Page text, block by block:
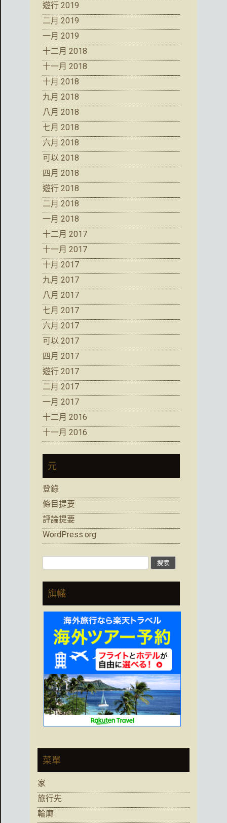
遊行 2019
二月 2019
一月 2019
十二月 2018
十一月 2018
十月 2018
九月 2018
八月 2018
七月 2018
六月 2018
可以 2018
四月 2018
遊行 2018
二月 2018
一月 2018
十二月 2017
十一月 2017
十月 2017
九月 2017
八月 2017
七月 2017
六月 2017
可以 2017
四月 2017
遊行 2017
二月 2017
一月 2017
十二月 2016
十一月 2016
元
登錄
條目提要
評論提要
WordPress.org
旗幟
菜單
家
旅行先
輪廓